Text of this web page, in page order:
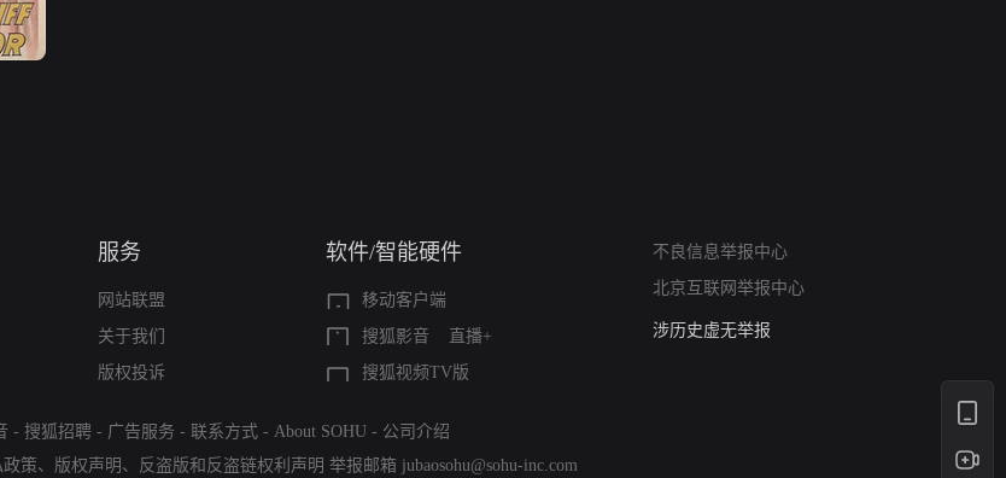
服务
网站联盟
关于我们
版权投诉
软件/智能硬件
移动客户端
搜狐影音
直播+
搜狐视频TV版
不良信息举报中心
北京互联网举报中心
亚运会举报专区
涉历史虚无举报
- 搜狐招聘 - 广告服务 - 联系方式 - About SOHU - 公司介绍
策、 版权声明 、 反盗版和反盗链权利声明 举报邮箱 jubaosohu@sohu-inc.com